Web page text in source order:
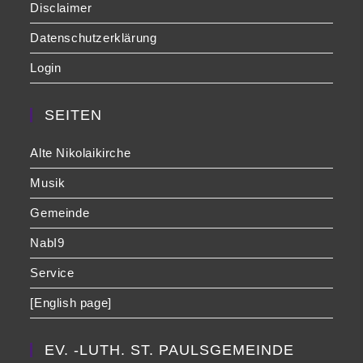
Disclaimer
Datenschutzerklärung
Login
SEITEN
Alte Nikolaikirche
Musik
Gemeinde
NabI9
Service
[English page]
EV. -LUTH. ST. PAULSGEMEINDE